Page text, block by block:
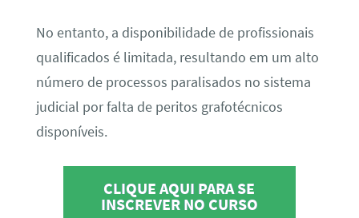
No entanto, a disponibilidade de profissionais
qualificados é limitada, resultando em um alto
número de processos paralisados no sistema
judicial por falta de peritos grafotécnicos
disponíveis.
CLIQUE AQUI PARA SE
INSCREVER NO CURSO